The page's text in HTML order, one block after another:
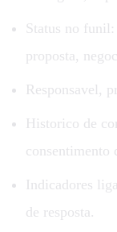
Status no
proposta,
Responsavel,
Historico de
consentimento
Indicadores
de resposta.